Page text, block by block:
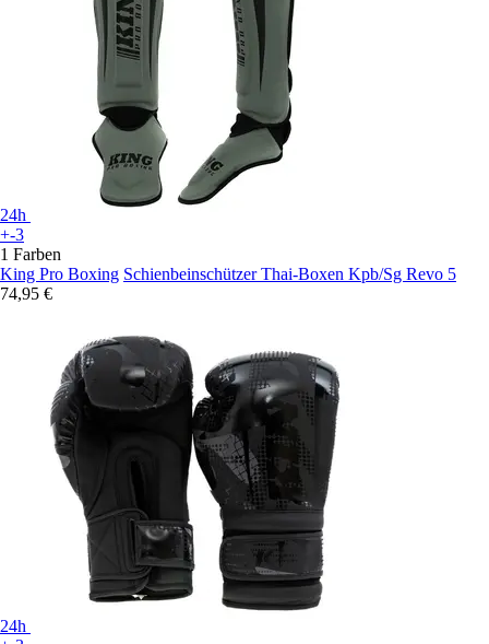
24h
+-3
1 Farben
King Pro Boxing Schienbeinschützer Thai-Boxen Kpb/Sg Revo 5
74,95 €
24h